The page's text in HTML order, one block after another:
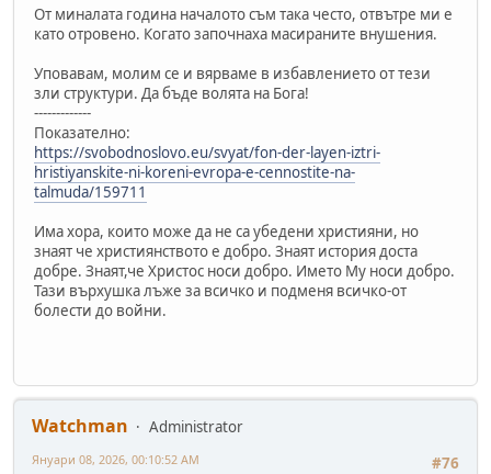
От миналата година началото съм така често, отвътре ми е
като отровено. Когато започнаха масираните внушения.
Уповавам, молим се и вярваме в избавлението от тези
зли структури. Да бъде волята на Бога!
-------------
Показателно:
https://svobodnoslovo.eu/svyat/fon-der-layen-iztri-
hristiyanskite-ni-koreni-evropa-e-cennostite-na-
talmuda/159711
Има хора, които може да не са убедени християни, но
знаят че християнството е добро. Знаят история доста
добре. Знаят,че Христос носи добро. Името Му носи добро.
Тази върхушка лъже за всичко и подменя всичко-от
болести до войни.
Watchman
Administrator
#76
Януари 08, 2026, 00:10:52 AM